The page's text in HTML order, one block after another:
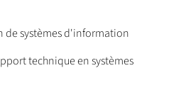
Sciences s’orientent également :
d’études statistiques puis de
mais également dans les secteurs
de systèmes d'information
technique en systèmes